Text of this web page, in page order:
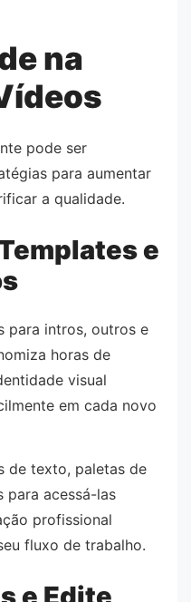
na
pode ser
para aumentar
a qualidade.
e
para intros, outros e
horas de
visual
em cada novo
de texto, paletas de
para acessá-las
profissional
fluxo de trabalho.